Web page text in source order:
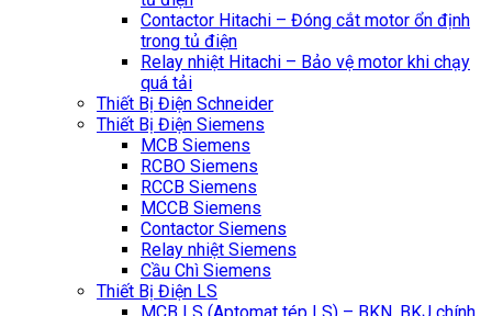
Contactor Hitachi – Đóng cắt motor ổn định
trong tủ điện
Relay nhiệt Hitachi – Bảo vệ motor khi chạy
quá tải
Thiết Bị Điện Schneider
Thiết Bị Điện Siemens
MCB Siemens
RCBO Siemens
RCCB Siemens
MCCB Siemens
Contactor Siemens
Relay nhiệt Siemens
Cầu Chì Siemens
Thiết Bị Điện LS